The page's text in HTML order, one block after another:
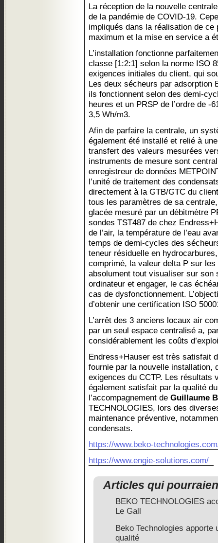
La réception de la nouvelle
de la pandémie de COVID-19.
impliqués dans la réalisation de ce
maximum et la mise en service a
L’installation fonctionne
classe [1:2:1] selon la norme ISO
exigences initiales du client, qui
Les deux sécheurs par adsorption
ils fonctionnent selon des demi-
heures et un PRSP de l’ordre de -
3,5 Wh/m3.
Afin de parfaire la centrale, un
également été installé et relié à
transfert des valeurs mesurées
instruments de mesure sont
enregistreur de données
l’unité de traitement des
directement à la GTB/GTC du
tous les paramètres de sa
glacée mesuré par un débitmètre
sondes TST487 de chez
de l’air, la température de l’eau
temps de demi-cycles des
teneur résiduelle en
comprimé, la valeur delta P sur
absolument tout visualiser sur son
ordinateur et engager, le cas
cas de dysfonctionnement.
d’obtenir une certification ISO
L’arrêt des 3 anciens locaux air
par un seul espace centralisé a,
considérablement les coûts
Endress+Hauser est très satisfait
fournie par la nouvelle installation,
exigences du CCTP. Les résultats
également satisfait par la qualité
l’accompagnement de Guillaume
TECHNOLOGIES, lors des
maintenance préventive,
condensats.
https://www.beko-
https://www.engie-solutions.com/
Articles qui
BEKO TECHNOLOGIES
Le Gall
Beko Technologies apporte
qualité